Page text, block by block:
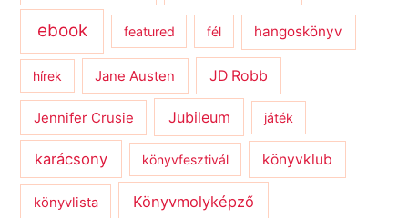
ebook featured fél hangoskönyv
hírek Jane Austen JD Robb
Jennifer Crusie Jubileum játék
karácsony könyvfesztivál könyvklub
könyvlista Könyvmolyképző